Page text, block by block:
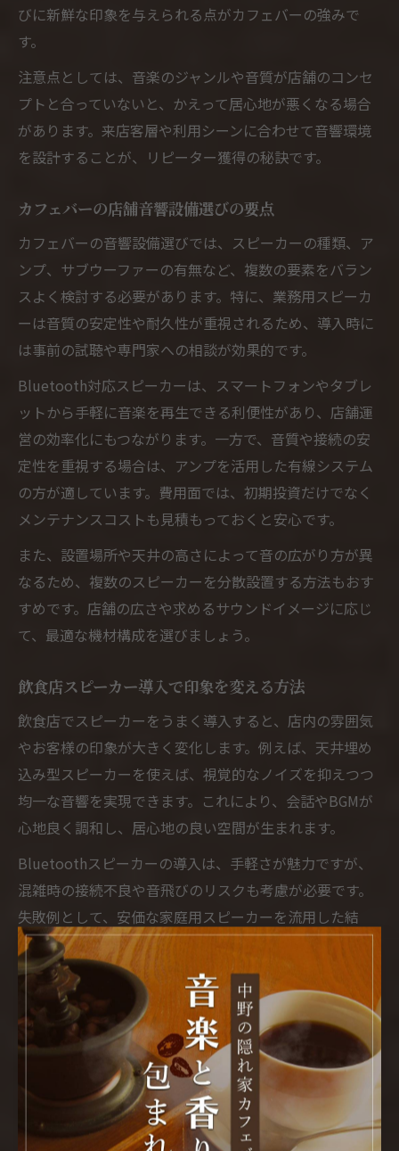
びに新鮮な印象を与えられる点がカフェバーの強みで
す。
注意点としては、音楽のジャンルや音質が店舗のコンセ
プトと合っていないと、かえって居心地が悪くなる場合
があります。来店客層や利用シーンに合わせて音響環境
を設計することが、リピーター獲得の秘訣です。
カフェバーの店舗音響設備選びの要点
カフェバーの音響設備選びでは、スピーカーの種類、ア
ンプ、サブウーファーの有無など、複数の要素をバラン
スよく検討する必要があります。特に、業務用スピーカ
ーは音質の安定性や耐久性が重視されるため、導入時に
は事前の試聴や専門家への相談が効果的です。
Bluetooth対応スピーカーは、スマートフォンやタブレ
ットから手軽に音楽を再生できる利便性があり、店舗運
営の効率化にもつながります。一方で、音質や接続の安
定性を重視する場合は、アンプを活用した有線システム
の方が適しています。費用面では、初期投資だけでなく
メンテナンスコストも見積もっておくと安心です。
また、設置場所や天井の高さによって音の広がり方が異
なるため、複数のスピーカーを分散設置する方法もおす
すめです。店舗の広さや求めるサウンドイメージに応じ
て、最適な機材構成を選びましょう。
飲食店スピーカー導入で印象を変える方法
飲食店でスピーカーをうまく導入すると、店内の雰囲気
やお客様の印象が大きく変化します。例えば、天井埋め
込み型スピーカーを使えば、視覚的なノイズを抑えつつ
均一な音響を実現できます。これにより、会話やBGMが
心地良く調和し、居心地の良い空間が生まれます。
Bluetoothスピーカーの導入は、手軽さが魅力ですが、
混雑時の接続不良や音飛びのリスクも考慮が必要です。
失敗例として、安価な家庭用スピーカーを流用した結
果、音割れや耐久性の問題が発生し、逆に店舗イメージ
を損ねてしまったケースもあります。
導入時には、店舗のコンセプトや利用シーンを明確に
し、適切なスペックのスピーカーを選ぶことが重要で
す。専門業者と連携して音響設計を行うことで、より高
い効果が期待できます。
空間演出に強いカフェバー音響設計の工夫